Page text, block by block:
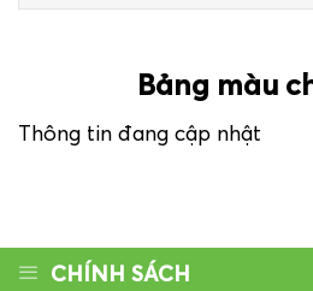
Bảng màu
Thông tin đang cập nhật
CHÍNH SÁCH